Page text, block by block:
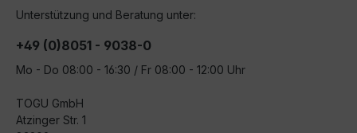
Unterstützung und Beratung unter:
+49 (0)8051 - 9038-0
Mo - Do 08:00 - 16:30 / Fr 08:00 - 12:00 Uhr
TOGU GmbH
Atzinger Str. 1